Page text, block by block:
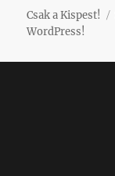
Csak a Kispest!
WordPress!